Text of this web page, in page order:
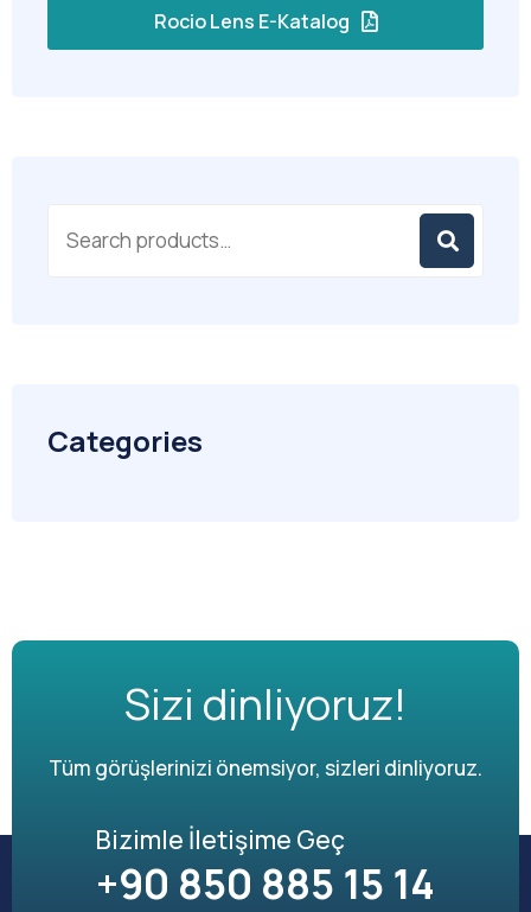
Rocio Lens E-Katalog
Categories
Sizi dinliyoruz!
Tüm görüşlerinizi önemsiyor, sizleri dinliyoruz.
Bizimle İletişime Geç
+90 850 885 15 14